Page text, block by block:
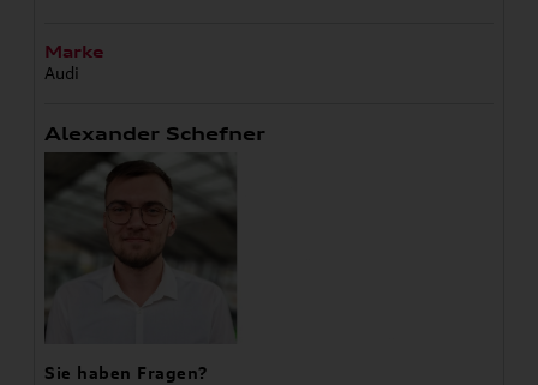
Marke
Audi
Alexander Schefner
Sie haben Fragen?